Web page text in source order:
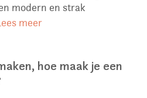
modern en strak
meer
hoe maak je een